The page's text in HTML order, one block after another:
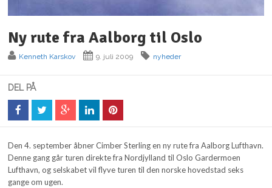
Ny rute fra Aalborg til Oslo
Kenneth Karskov 9. juli 2009 nyheder
DEL PÅ
Den 4. september åbner Cimber Sterling en ny rute fra Aalborg Lufthavn.
Denne gang går turen direkte fra Nordjylland til Oslo Gardermoen
Lufthavn, og selskabet vil flyve turen til den norske hovedstad seks
gange om ugen.